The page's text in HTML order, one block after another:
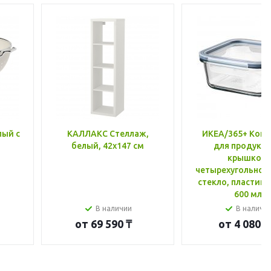
с
КАЛЛАКС Стеллаж,
белый, 42x147 см
В наличии
от 69 590 ₸
ИКЕА/365+
для
крышкой,
стекло, пластик
600 мл
В
от 4 080 ₸